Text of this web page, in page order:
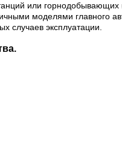
или
моделями главного
случаев эксплуатации.